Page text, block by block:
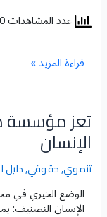
عدد المشاهدات 0
قراءة المزيد »
تعز مؤسسة
الإنسان
تنموي,حقوقي,
الوضع الخيري في
الإنسان التصنيف:
تعز
مؤسسة
مسار
للتنمية
وحقوق
الإنسان